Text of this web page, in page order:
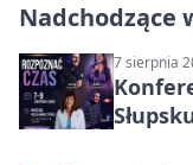
Nadchodzące
7 sierpnia